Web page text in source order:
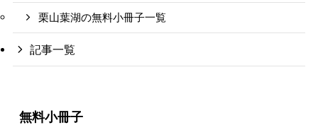
栗山葉湖の無料小冊子一覧
記事一覧
無料小冊子